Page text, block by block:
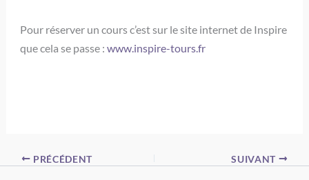
Pour réserver un cours c’est sur le site internet de Inspire
que cela se passe : www.inspire-tours.fr
PRÉCÉDENT SUIVANT